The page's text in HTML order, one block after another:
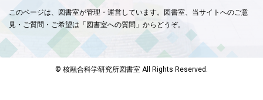
このページは、図書室が管理・運営しています。図書室、当サイトへのご意
見・ご質問・ご希望は「図書室への質問」からどうぞ。
© 核融合科学研究所図書室 All Rights Reserved.